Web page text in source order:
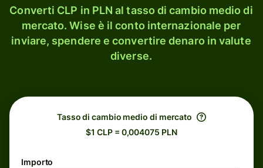
Converti CLP in PLN al tasso di cambio medio di
mercato. Wise è il conto internazionale per
inviare, spendere e convertire denaro in valute
diverse.
Tasso di cambio medio di mercato
$1 CLP = 0,004075 PLN
Importo